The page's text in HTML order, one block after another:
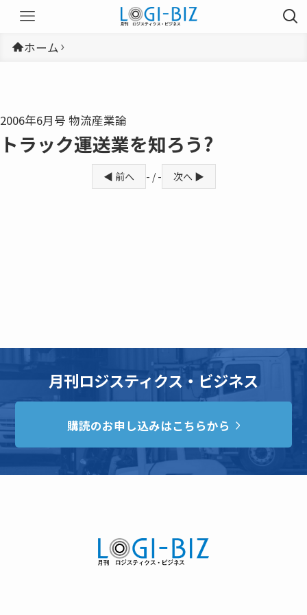
ホーム
2006年6月号 物流産業論
トラック運送業を知ろう?
◀ 前へ - / - 次へ ▶
月刊ロジスティクス・ビジネス
購読のお申し込みはこちらから